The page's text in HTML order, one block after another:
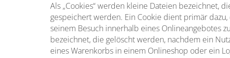
Als „Cookies“ werden kleine Dateien bezeichnet,
gespeichert werden. Ein Cookie dient primär
seinem Besuch innerhalb eines Onlineangebotes
bezeichnet, die gelöscht werden, nachdem ein
eines Warenkorbs in einem Onlineshop oder ein